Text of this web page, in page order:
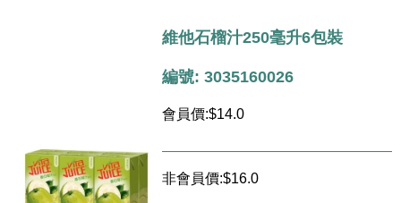
維他石榴汁250毫升6包裝
編號: 3035160026
會員價:$14.0
非會員價:$16.0